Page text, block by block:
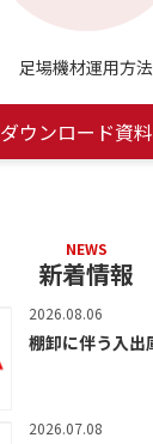
足場機材運用方法
ダウンロード資
NEWS
新着情報
2026.08.06
棚卸に伴う入出
2026.07.08